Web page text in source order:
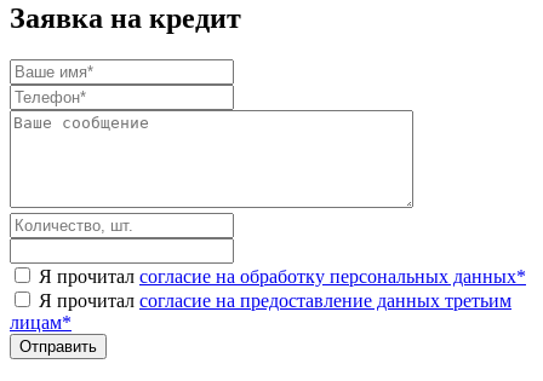
Заявка на кредит
Я прочитал согласие на обработку персональных данных*
Я прочитал согласие на предоставление данных третьим
лицам*